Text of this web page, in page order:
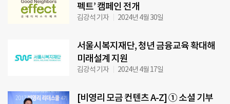
펙트’ 캠페인 전개
김강석 기자 2024년 4월 30일
서울시복지재단, 청년 금융교육 확대해
미래설계 지원
김강석 기자 2024년 4월 17일
[비영리 모금 컨텐츠 A-Z] ① 소셜 기부